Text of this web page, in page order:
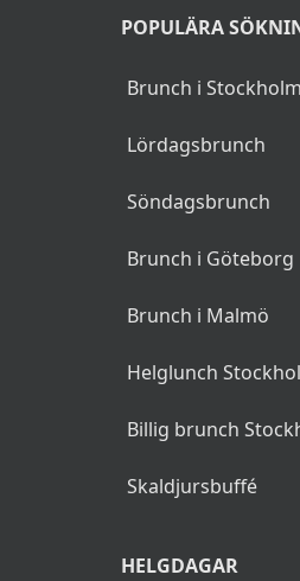
POPULÄRA
Brunch i Stockholm
Lördagsbrunch
Söndagsbrunch
Brunch i Göteborg
Brunch i Malmö
Helglunch
Billig brunch
Skaldjursbuffé
HELGDAGAR